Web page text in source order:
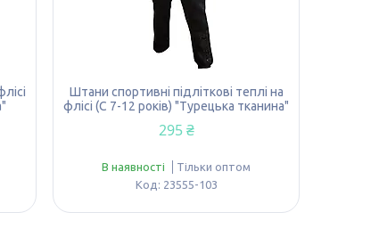
Штани спортивні підліткові теплі на
флісі (С 7-12 років) "Турецька тканина"
295 ₴
В наявності
Тільки оптом
23555-103